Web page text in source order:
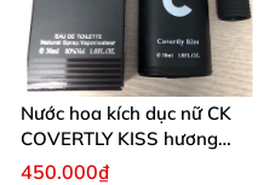
Nước hoa kích dục nữ CK
COVERTLY KISS hương
thơm quyến rũ
450.000₫